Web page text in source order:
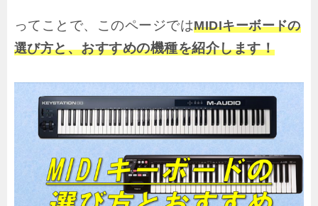
ってことで、このページではMIDIキーボードの
選び方と、おすすめの機種を紹介します！